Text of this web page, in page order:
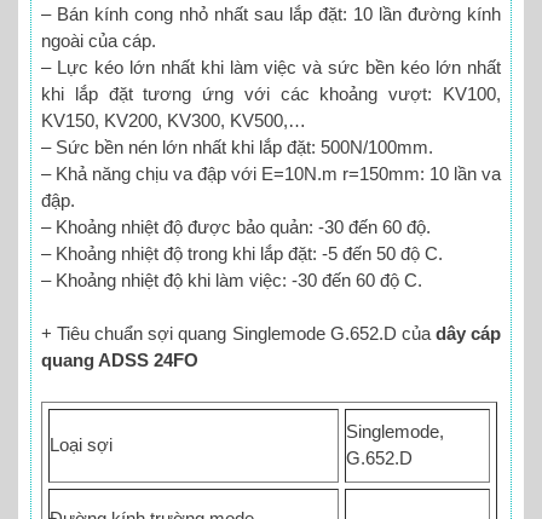
– Bán kính cong nhỏ nhất sau lắp đặt: 10 lần đường kính
ngoài của cáp.
– Lực kéo lớn nhất khi làm việc và sức bền kéo lớn nhất
khi lắp đặt tương ứng với các khoảng vượt: KV100,
KV150, KV200, KV300, KV500,…
– Sức bền nén lớn nhất khi lắp đặt: 500N/100mm.
– Khả năng chịu va đập với E=10N.m r=150mm: 10 lần va
đập.
– Khoảng nhiệt độ được bảo quản: -30 đến 60 độ.
– Khoảng nhiệt độ trong khi lắp đặt: -5 đến 50 độ C.
– Khoảng nhiệt độ khi làm việc: -30 đến 60 độ C.
+ Tiêu chuẩn sợi quang Singlemode G.652.D của dây cáp
quang ADSS 24FO
Loại sợi
Singlemode,
G.652.D